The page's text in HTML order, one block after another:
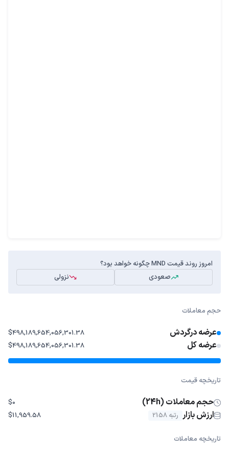
امروز روند قیمت MND چگونه خواهد بود؟
صعودی
نزولی
حجم معاملات
عرضه درگردش $498,189,654,056,301.38
عرضه کل $498,189,654,056,301.38
تاریخچه قیمت
حجم معاملات (24h) $0
ارزش بازار رتبه 2158 $11,959.58
تاریخچه معاملات